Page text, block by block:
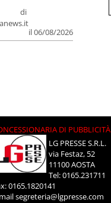
di
il 06/08/2026
DI PUBBLICITÀ
LG PRESSE S.R.L.
via Festaz, 52
11100 AOSTA
Tel: 0165.231711
0165.1820141
segreteria@lgpresse.com